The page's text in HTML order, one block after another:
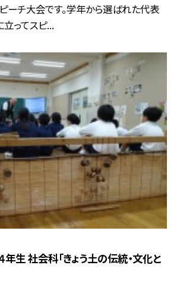
ーチ大会です。学年から選ばれた代表
立ってスピ...
４年生 社会科「きょう土の伝統・文化と